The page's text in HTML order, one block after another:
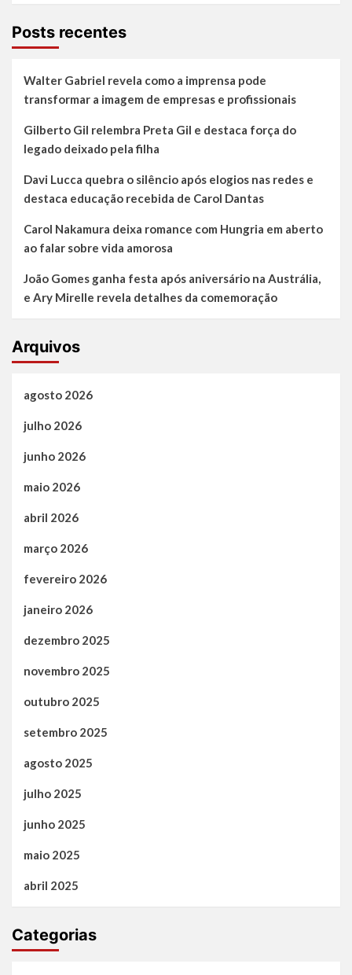
Posts recentes
Walter Gabriel revela como a imprensa pode
transformar a imagem de empresas e profissionais
Gilberto Gil relembra Preta Gil e destaca força do
legado deixado pela filha
Davi Lucca quebra o silêncio após elogios nas redes e
destaca educação recebida de Carol Dantas
Carol Nakamura deixa romance com Hungria em aberto
ao falar sobre vida amorosa
João Gomes ganha festa após aniversário na Austrália,
e Ary Mirelle revela detalhes da comemoração
Arquivos
agosto 2026
julho 2026
junho 2026
maio 2026
abril 2026
março 2026
fevereiro 2026
janeiro 2026
dezembro 2025
novembro 2025
outubro 2025
setembro 2025
agosto 2025
julho 2025
junho 2025
maio 2025
abril 2025
Categorias